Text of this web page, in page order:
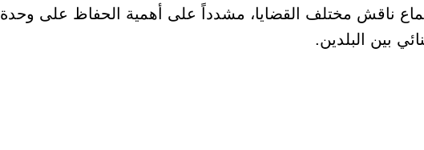
ناقش مختلف القضايا، مشدداً على أهمية الحفاظ على وحدة
بين البلدين.